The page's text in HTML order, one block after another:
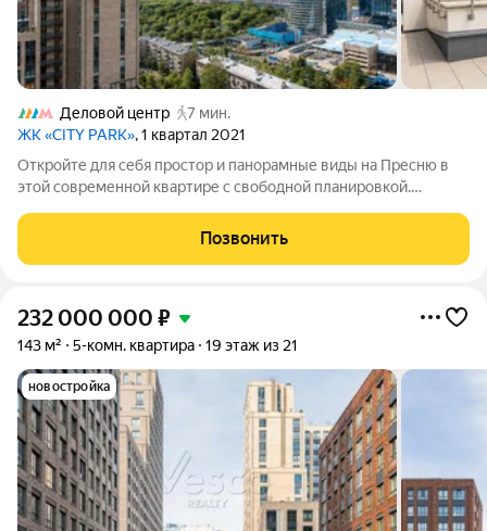
Деловой центр
7 мин.
ЖК «CITY PARK», 1 квартал 2021
Откройте для себя простор и панорамные виды на Пресню в
этой современной квартире с свободной планировкой.
собственные террасы создают ощущение свободы и комфорта
в деловом сердце Москвы! Преимущества
Позвонить
232 000 000 ₽
143 м² 5-комн. квартира 19 этаж из 21
новостройка